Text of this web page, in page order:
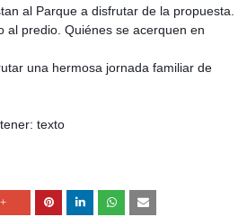
al Parque a disfrutar de la propuesta.
al predio. Quiénes se acerquen en
una hermosa jornada familiar de